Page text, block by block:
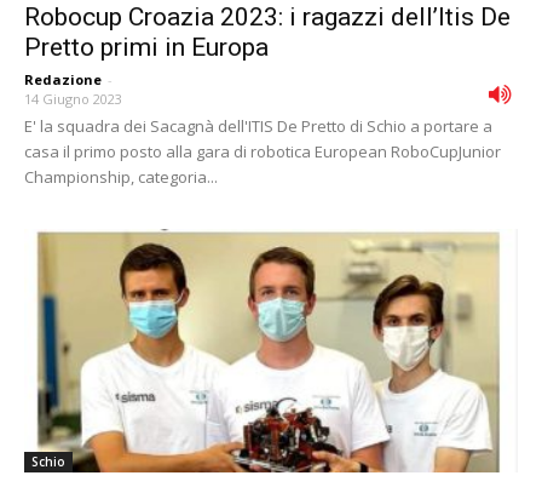
Robocup Croazia 2023: i ragazzi dell’Itis De
Pretto primi in Europa
Redazione -
14 Giugno 2023
E' la squadra dei Sacagnà dell'ITIS De Pretto di Schio a portare a
casa il primo posto alla gara di robotica European RoboCupJunior
Championship, categoria...
Schio